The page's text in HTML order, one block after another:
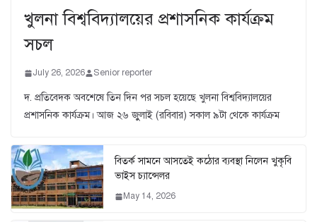
খুলনা বিশ্ববিদ্যালয়ের প্রশাসনিক কার্যক্রম
সচল
July 26, 2026 Senior reporter
দ. প্রতিবেদক অবশেষে তিন দিন পর সচল হয়েছে খুলনা বিশ্ববিদ্যালয়ের
প্রশাসনিক কার্যক্রম। আজ ২৬ জুুলাই (রবিবার) সকাল ৯টা থেকে কার্যক্রম
বিতর্ক সামনে আসতেই কঠোর ব্যবস্থা নিলেন খুকৃবি
ভাইস চ্যান্সেলর
May 14, 2026